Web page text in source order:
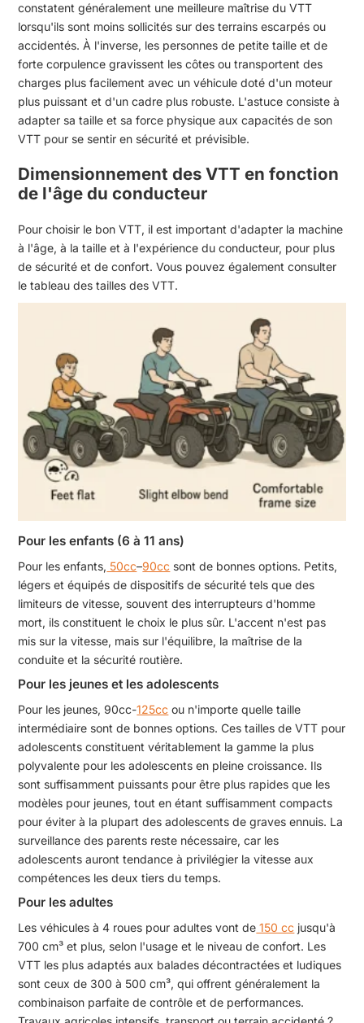
constatent généralement une meilleure maîtrise du VTT
lorsqu'ils sont moins sollicités sur des terrains escarpés ou
accidentés. À l'inverse, les personnes de petite taille et de
forte corpulence gravissent les côtes ou transportent des
charges plus facilement avec un véhicule doté d'un moteur
plus puissant et d'un cadre plus robuste. L'astuce consiste à
adapter sa taille et sa force physique aux capacités de son
VTT pour se sentir en sécurité et prévisible.
Dimensionnement des VTT en fonction
de l'âge du conducteur
Pour choisir le bon VTT, il est important d'adapter la machine
à l'âge, à la taille et à l'expérience du conducteur, pour plus
de sécurité et de confort. Vous pouvez également consulter
le tableau des tailles des VTT.
Pour les enfants (6 à 11 ans)
Pour les enfants, 50cc–90cc sont de bonnes options. Petits,
légers et équipés de dispositifs de sécurité tels que des
limiteurs de vitesse, souvent des interrupteurs d'homme
mort, ils constituent le choix le plus sûr. L'accent n'est pas
mis sur la vitesse, mais sur l'équilibre, la maîtrise de la
conduite et la sécurité routière.
Pour les jeunes et les adolescents
Pour les jeunes, 90cc-125cc ou n'importe quelle taille
intermédiaire sont de bonnes options. Ces tailles de VTT pour
adolescents constituent véritablement la gamme la plus
polyvalente pour les adolescents en pleine croissance. Ils
sont suffisamment puissants pour être plus rapides que les
modèles pour jeunes, tout en étant suffisamment compacts
pour éviter à la plupart des adolescents de graves ennuis. La
surveillance des parents reste nécessaire, car les
adolescents auront tendance à privilégier la vitesse aux
compétences les deux tiers du temps.
Pour les adultes
Les véhicules à 4 roues pour adultes vont de 150 cc jusqu'à
700 cm³ et plus, selon l'usage et le niveau de confort. Les
VTT les plus adaptés aux balades décontractées et ludiques
sont ceux de 300 à 500 cm³, qui offrent généralement la
combinaison parfaite de contrôle et de performances.